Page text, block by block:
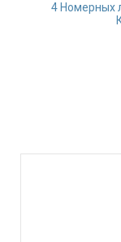
4 Номерных